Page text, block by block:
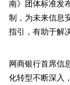
南》团体标准发
制，为未来信息
指引，有助于解
网商银行首席信
化转型不断深入